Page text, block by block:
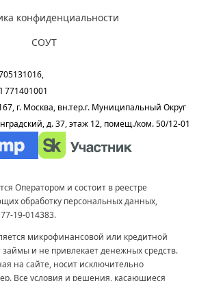
конфиденциальности
СОУТ
771401001
г. Москва, вн.тер.г. Муниципальный Округ
д. 37, этаж 12, помещ./ком. 50/12-01
Оператором и состоит в реестре
обработку персональных данных,
19-014383.
микрофинансовой или кредитной
и не привлекает денежных средств.
на сайте, носит исключительно
Все условия и решения, касающиеся